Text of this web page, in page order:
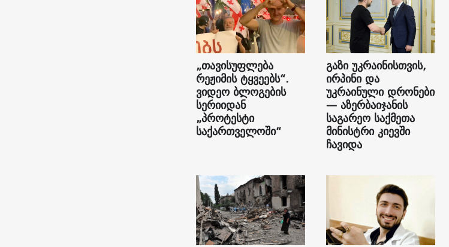
„თავისუფლება
რეჟიმის ტყვეებს“.
ვიდეო ბლოგების
სერიიდან
„პროტესტი
საქართველოში“
გაზი უკრაინისთვის,
ირპინი და
უკრაინული დრონები
— აზერბაიჯანის
საგარეო საქმეთა
მინისტრი კიევში
ჩავიდა